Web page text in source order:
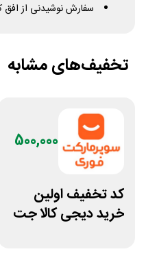
سفارش نوشیدنی از افق
تخفیف‌های مشابه
500,000
کد تخفیف اولین
خرید دیجی کالا جت